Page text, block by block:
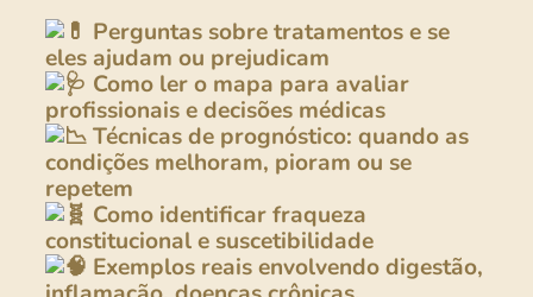
Perguntas sobre tratamentos e se
eles ajudam ou prejudicam
Como ler o mapa para avaliar
profissionais e decisões médicas
Técnicas de prognóstico: quando as
condições melhoram, pioram ou se
repetem
Como identificar fraqueza
constitucional e suscetibilidade
Exemplos reais envolvendo digestão,